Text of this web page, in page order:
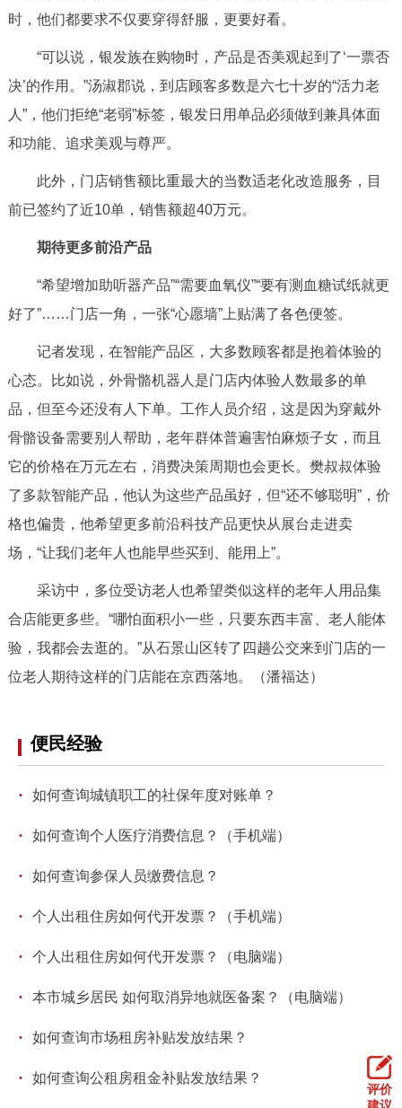
时，他们都要求不仅要穿得舒服，更要好看。
“可以说，银发族在购物时，产品是否美观起到了‘一票否
决’的作用。”汤淑郡说，到店顾客多数是六七十岁的“活力老
人”，他们拒绝“老弱”标签，银发日用单品必须做到兼具体面
和功能、追求美观与尊严。
此外，门店销售额比重最大的当数适老化改造服务，目
前已签约了近10单，销售额超40万元。
期待更多前沿产品
“希望增加助听器产品”“需要血氧仪”“要有测血糖试纸就更
好了”……门店一角，一张“心愿墙”上贴满了各色便签。
记者发现，在智能产品区，大多数顾客都是抱着体验的
心态。比如说，外骨骼机器人是门店内体验人数最多的单
品，但至今还没有人下单。工作人员介绍，这是因为穿戴外
骨骼设备需要别人帮助，老年群体普遍害怕麻烦子女，而且
它的价格在万元左右，消费决策周期也会更长。樊叔叔体验
了多款智能产品，他认为这些产品虽好，但“还不够聪明”，价
格也偏贵，他希望更多前沿科技产品更快从展台走进卖
场，“让我们老年人也能早些买到、能用上”。
采访中，多位受访老人也希望类似这样的老年人用品集
合店能更多些。“哪怕面积小一些，只要东西丰富、老人能体
验，我都会去逛的。”从石景山区转了四趟公交来到门店的一
位老人期待这样的门店能在京西落地。（潘福达）
便民经验
· 如何查询城镇职工的社保年度对账单？
· 如何查询个人医疗消费信息？（手机端）
· 如何查询参保人员缴费信息？
· 个人出租住房如何代开发票？（手机端）
· 个人出租住房如何代开发票？（电脑端）
· 本市城乡居民 如何取消异地就医备案？（电脑端）
· 如何查询市场租房补贴发放结果？
· 如何查询公租房租金补贴发放结果？
评价